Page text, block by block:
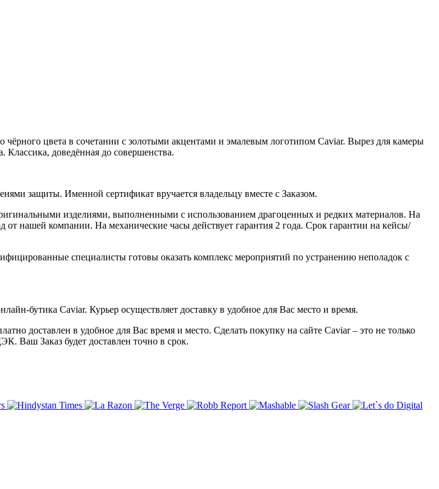
цвета в сочетании с золотыми акцентами и эмалевым логотипом Caviar. Вырез для камеры
Классика, доведённая до совершенства.
защиты. Именной сертификат вручается владельцу вместе с Заказом.
изделиями, выполненными с использованием драгоценных и редких материалов. На
нашей компании. На механические часы действует гарантия 2 года. Срок гарантии на кейсы/
специалисты готовы оказать комплекс мероприятий по устранению неполадок с
бутика Caviar. Курьер осуществляет доставку в удобное для Вас место и время.
доставлен в удобное для Вас время и место. Сделать покупку на сайте Caviar – это не только
Ваш Заказ будет доставлен точно в срок.